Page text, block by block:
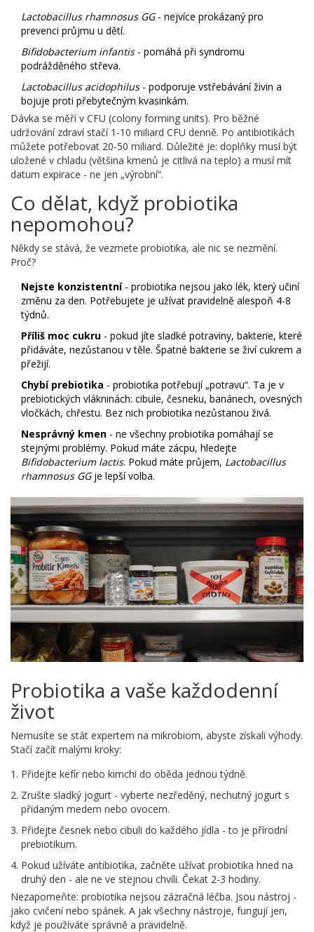
Lactobacillus rhamnosus GG- nejvíce prokázaný pro
prevenci průjmu u dětí.
Bifidobacterium infantis- pomáhá při syndromu
podrážděného střeva.
Lactobacillus acidophilus- podporuje vstřebávání živin a
bojuje proti přebytečným kvasinkám.
Dávka se měří v CFU (colony forming units). Pro běžné
udržování zdraví stačí 1-10 miliard CFU denně. Po antibiotikách
můžete potřebovat 20-50 miliard. Důležité je: doplňky musí být
uložené v chladu (většina kmenů je citlivá na teplo) a musí mít
datum expirace - ne jen „výrobní“.
Co dělat, když probiotika
nepomohou?
Někdy se stává, že vezmete probiotika, ale nic se nezmění.
Proč?
Nejste konzistentní- probiotika nejsou jako lék, který učiní
změnu za den. Potřebujete je užívat pravidelně alespoň 4-8
týdnů.
Příliš moc cukru - pokud jíte sladké potraviny, bakterie, které
přidáváte, nezůstanou v těle. Špatné bakterie se živí cukrem a
přežijí.
Chybí prebiotika - probiotika potřebují „potravu“. Ta je v
prebiotických vlákninách: cibule, česneku, banánech, ovesných
vločkách, chřestu. Bez nich probiotika nezůstanou živá.
Nesprávný kmen - ne všechny probiotika pomáhají se
stejnými problémy. Pokud máte zácpu, hledejte
Bifidobacterium lactis. Pokud máte průjem, Lactobacillus
rhamnosus GGje lepší volba.
Probiotika a vaše každodenní
život
Nemusíte se stát expertem na mikrobiom, abyste získali výhody.
Stačí začít malými kroky:
Přidejte kefír nebo kimchi do oběda jednou týdně.
Zrušte sladký jogurt - vyberte nezředěný, nechutný jogurt s
přidaným medem nebo ovocem.
Přidejte česnek nebo cibuli do každého jídla - to je přírodní
prebiotikum.
Pokud užíváte antibiotika, začněte užívat probiotika hned na
druhý den - ale ne ve stejnou chvíli. Čekat 2-3 hodiny.
Nezapomeňte: probiotika nejsou zázračná léčba. Jsou nástroj -
jako cvičení nebo spánek. A jak všechny nástroje, fungují jen,
když je používáte správně a pravidelně.